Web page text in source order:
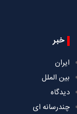
خبر
ایران
بین الملل
دیدگاه
چندرسانه ای